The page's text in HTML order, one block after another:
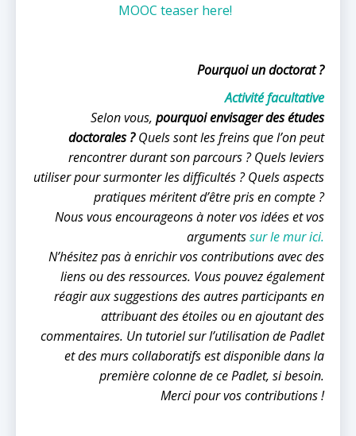
MOOC teaser here!
Pourquoi un doctorat ?
Activité facultative
Selon vous, pourquoi envisager des études
doctorales ?Quels sont les freins que l’on peut
rencontrer durant son parcours ? Quels leviers
utiliser pour surmonter les difficultés ? Quels aspects
pratiques méritent d’être pris en compte ?
Nous vous encourageons à noter vos idées et vos
argumentssur le mur ici.
N’hésitez pas à enrichir vos contributions avec des
liens ou des ressources. Vous pouvez également
réagir aux suggestions des autres participants en
attribuant des étoiles ou en ajoutant des
commentaires. Un tutoriel sur l’utilisation de Padlet
et des murs collaboratifs est disponible dans la
première colonne de ce Padlet, si besoin.
Merci pour vos contributions !